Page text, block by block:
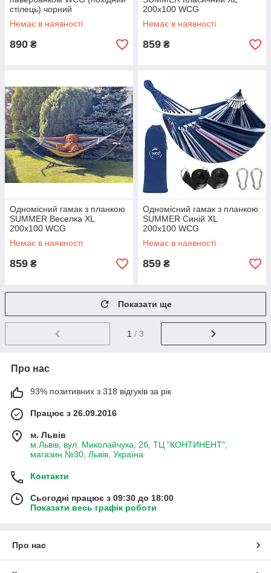
стілець) чорний
Немає в наявності
890 ₴
200х100 WCG
Немає в наявності
859 ₴
Одномісний гамак з планкою
SUMMER Веселка XL
200х100 WCG
Немає в наявності
859 ₴
Одномісний гамак з планкою
SUMMER Синій XL
200х100 WCG
Немає в наявності
859 ₴
Показати ще
1 / 3
Про нас
93% позитивних з 318 відгуків за рік
Працює з 26.09.2016
м. Львів
м.Львів, вул. Миколайчука, 2б, ТЦ "КОНТИНЕНТ",
магазин №30, Львів, Україна
Контакти
Сьогодні працює з 09:30 до 18:00
Показати весь графік роботи
Про нас